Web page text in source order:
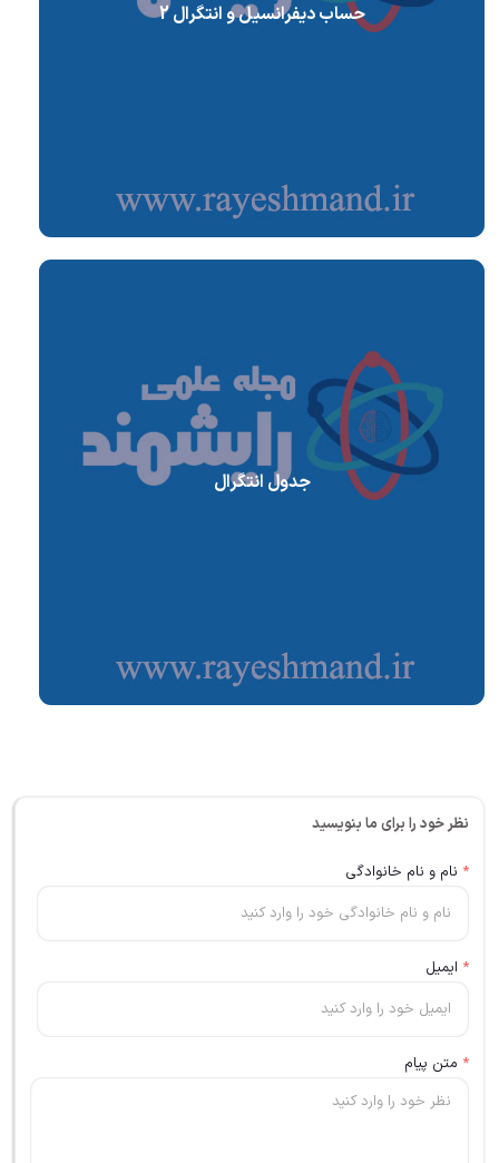
حساب دیفرانسیل و انتگرال 2
جدول انتگرال
نظر خود را برای ما بنویسید
* نام و نام خانوادگی
* ایمیل
* متن پیام